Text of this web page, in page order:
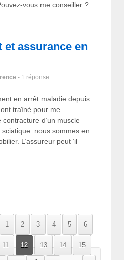
vous me conseiller ?
et assurance en
- 1 réponse
en arrêt maladie depuis
traîné pour me
d’un muscle
nous sommes en
L’assureur peut ‘il
1 2 3 4 5 6
11 12 13 14 15